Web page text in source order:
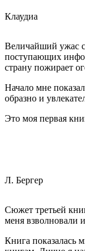
Клаудиа
Величайший ужас
поступающих
страну пожирает
Начало мне
образно и
Это моя первая
Л. Бергер
Сюжет третьей
меня взволновали
Книга показалась